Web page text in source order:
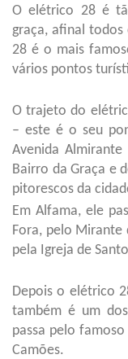
O elétrico 28 é
graça, afinal
28 é o mais
vários pontos
O trajeto do
– este é o seu
Avenida
Bairro da Graça e
pitorescos da
Em Alfama, ele
Fora, pelo Mirante
pela Igreja de
Depois o elétrico
também é um
passa pelo
Camões.